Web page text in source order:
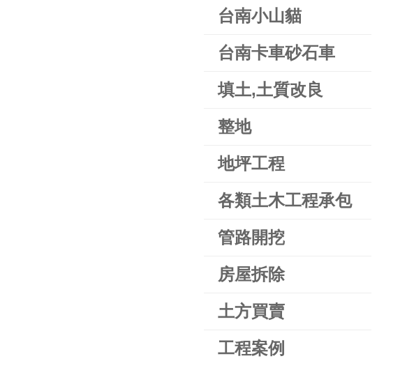
台南小山貓
台南卡車砂石車
填土,土質改良
整地
地坪工程
各類土木工程承包
管路開挖
房屋拆除
土方買賣
工程案例